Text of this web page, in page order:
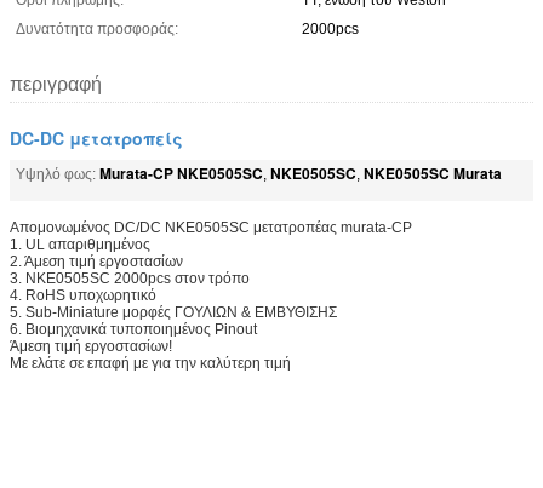
Δυνατότητα προσφοράς:
2000pcs
περιγραφή
DC-DC μετατροπείς
Υψηλό φως: Murata-CP NKE0505SC, NKE0505SC, NKE0505SC Murata
Απομονωμένος DC/DC NKE0505SC μετατροπέας murata-CP
1. UL απαριθμημένος
2. Άμεση τιμή εργοστασίων
3. NKE0505SC 2000pcs στον τρόπο
4. RoHS υποχωρητικό
5. Sub-Miniature μορφές ΓΟΥΛΙΩΝ & ΕΜΒΥΘΙΣΗΣ
6. Βιομηχανικά τυποποιημένος Pinout
Άμεση τιμή εργοστασίων!
Με ελάτε σε επαφή με για την καλύτερη τιμή